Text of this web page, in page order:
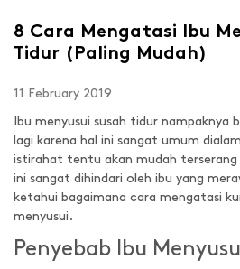
8 Cara Mengatasi Ibu
Tidur (Paling Mudah)
11 February 2019
Ibu menyusui susah tidur nampaknya
lagi karena hal ini sangat umum
istirahat tentu akan mudah
ini sangat dihindari oleh ibu yang
ketahui bagaimana cara mengatasi
menyusui.
Penyebab Ibu